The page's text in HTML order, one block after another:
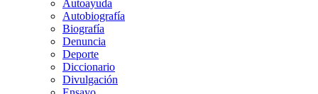
Autoayuda
Autobiografía
Biografía
Denuncia
Deporte
Diccionario
Divulgación